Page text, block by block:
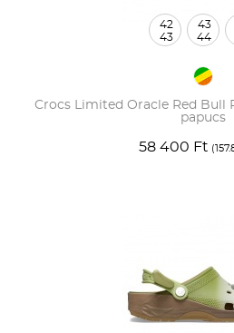
Crocs Limited Oracle Red Bull
papucs
58 400 Ft
42
43
43
44